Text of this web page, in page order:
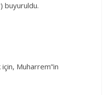
buyuruldu.
Muharrem”in